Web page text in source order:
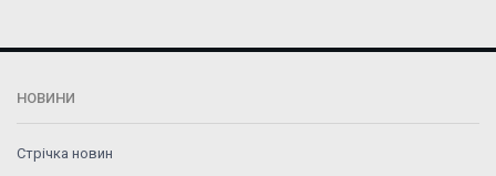
НОВИНИ
Стрічка новин